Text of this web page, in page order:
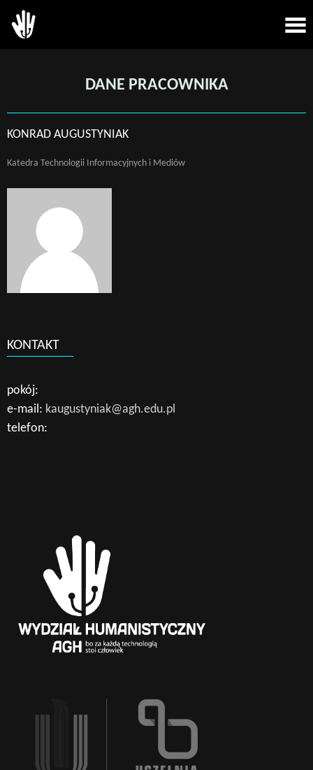
DANE PRACOWNIKA
KONRAD AUGUSTYNIAK
Katedra Technologii Informacyjnych i Mediów
KONTAKT
pokój:
e-mail: kaugustyniak@agh.edu.pl
telefon: